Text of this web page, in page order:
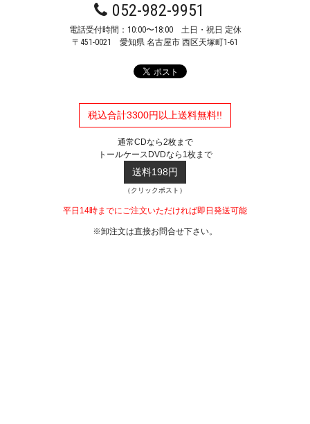
052-982-9951
電話受付時間：10:00〜18:00 土日・祝日 定休
〒451-0021 愛知県 名古屋市 西区天塚町1-61
税込合計3300円以上送料無料!!
通常CDなら2枚まで
トールケースDVDなら1枚まで
送料198円
（クリックポスト）
平日14時までにご注文いただければ即日発送可能
※卸注文は直接お問合せ下さい。